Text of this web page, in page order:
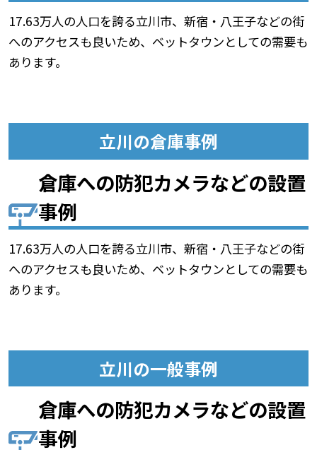
17.63万人の人口を誇る立川市、新宿・八王子などの街
へのアクセスも良いため、ベットタウンとしての需要も
あります。
立川の倉庫事例
倉庫への防犯カメラなどの設置
事例
17.63万人の人口を誇る立川市、新宿・八王子などの街
へのアクセスも良いため、ベットタウンとしての需要も
あります。
立川の一般事例
倉庫への防犯カメラなどの設置
事例